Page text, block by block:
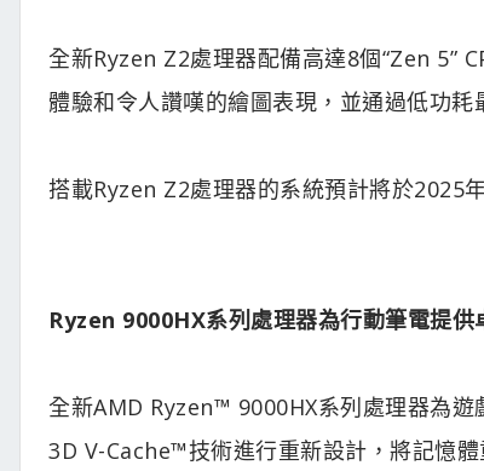
全新Ryzen Z2處理器配備高達8個“Zen 5”
體驗和令人讚嘆的繪圖表現，並通過低功
搭載Ryzen Z2處理器的系統預計將於2025
Ryzen 9000HX系列處理器為行動筆電提供
全新AMD Ryzen™ 9000HX系列處理器為
3D V-Cache™技術進行重新設計，將記憶